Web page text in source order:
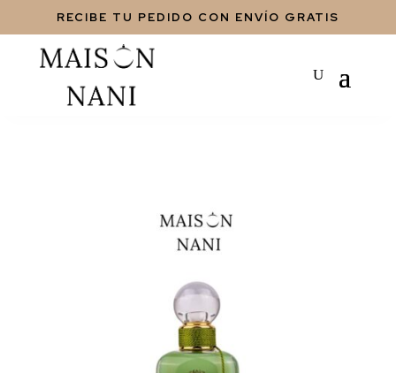
RECIBE TU PEDIDO CON ENVÍO GRATIS